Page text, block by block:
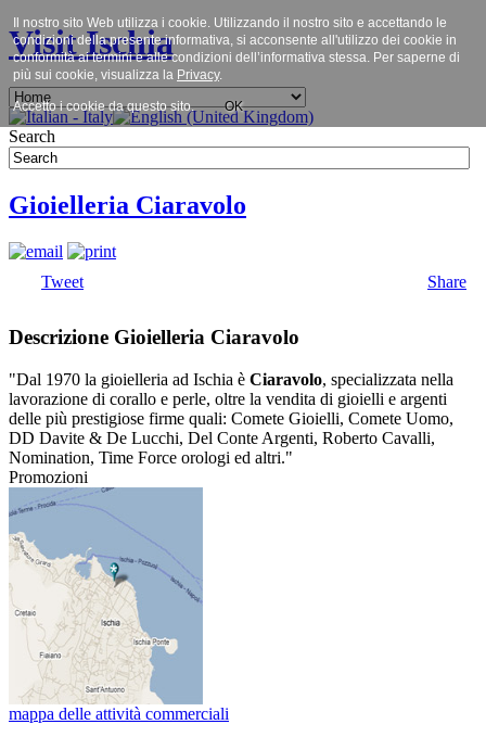
Visit Ischia
Search
Gioielleria Ciaravolo
Tweet Share
Descrizione Gioielleria Ciaravolo
"Dal 1970 la gioielleria ad Ischia è Ciaravolo, specializzata nella
lavorazione di corallo e perle, oltre la vendita di gioielli e argenti
delle più prestigiose firme quali: Comete Gioielli, Comete Uomo,
DD Davite & De Lucchi, Del Conte Argenti, Roberto Cavalli,
Nomination, Time Force orologi ed altri."
Promozioni
mappa delle attività commerciali
Il nostro sito Web utilizza i cookie. Utilizzando il nostro sito e accettando le
condizioni della presente informativa, si acconsente all'utilizzo dei cookie in
conformità ai termini e alle condizioni dell’informativa stessa. Per saperne di
più sui cookie, visualizza la Privacy.
Accetto i cookie da questo sito. OK